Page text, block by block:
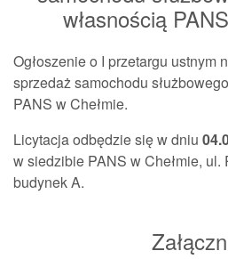
własnością
Ogłoszenie o I przetargu ustnym
sprzedaż samochodu
PANS w Chełmie.
Licytacja odbędzie się w dniu
w siedzibie PANS w Chełmie,
budynek A.